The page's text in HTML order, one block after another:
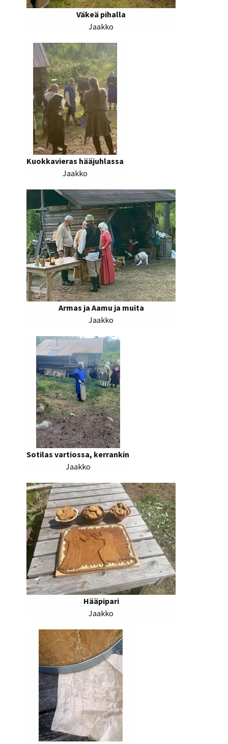
Väkeä pihalla
Jaakko
Kuokkavieras hääjuhlassa
Jaakko
Armas ja Aamu ja muita
Jaakko
Sotilas vartiossa, kerrankin
Jaakko
Hääpipari
Jaakko